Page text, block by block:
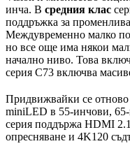
инча. В средния клас
поддръжка за
Междувременно малко
но все още има някои
начално ниво. Това
серия C73 включва
Придвижвайки се отново
miniLED в 55-инчови,
серия поддържа HDMI
опресняване и 4K120